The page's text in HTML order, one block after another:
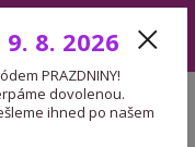
přijaté v tomto období
CZK
9. 8. 2026
PRAZDNINY!
dovolenou.
ihned po našem